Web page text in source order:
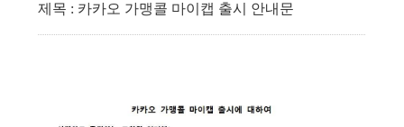
제목 : 카카오 가맹콜 마이캡 출시 안내문